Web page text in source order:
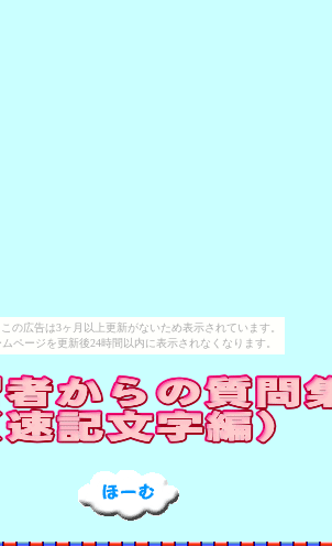
の広告は3ヶ月以上更新がないため表示されています。
ムページを更新後24時間以内に表示されなくなります。